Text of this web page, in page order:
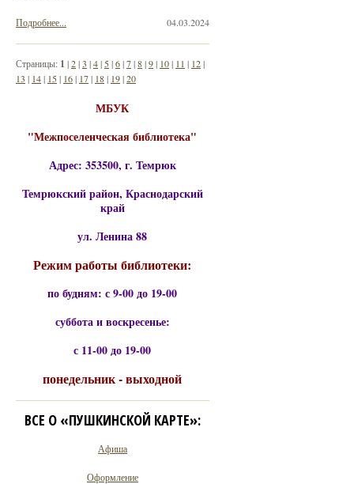
04.03.2024
Подробнее...
Страницы: 1 |2|3 |4| 5|6|7|8|9| 10| 11 | 12|
13 | 14| 15| 16| 17| 18| 19|20
МБУК
"Межпоселенческая библиотека"
Адрес: 353500, г. Темрюк
Темрюкский район, Краснодарский
край
ул. Ленина 88
Режим работы библиотеки:
по будням: с 9-00 до 19-00
суббота и воскресенье:
с 11-00 до 19-00
понедельник - выходной
ВСЕ О «ПУШКИНСКОЙ КАРТЕ»:
Афиша
Оформление